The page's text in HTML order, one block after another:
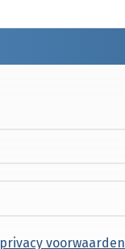
privacy voorwaarden